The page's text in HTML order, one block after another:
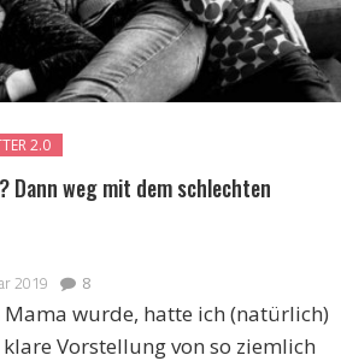
2.0
Dann weg mit dem schlechten
2019 8
Mama wurde, hatte ich (natürlich)
Vorstellung von so ziemlich